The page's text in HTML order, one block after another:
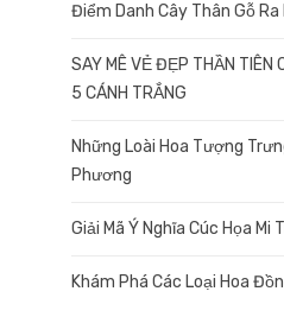
Điểm Danh Cây Thân Gỗ Ra
SAY MÊ VẺ ĐẸP THẦN TIÊN
5 CÁNH TRẮNG
Những Loài Hoa Tượng
Phương
Giải Mã Ý Nghĩa Cúc Họa Mi
Khám Phá Các Loại Hoa